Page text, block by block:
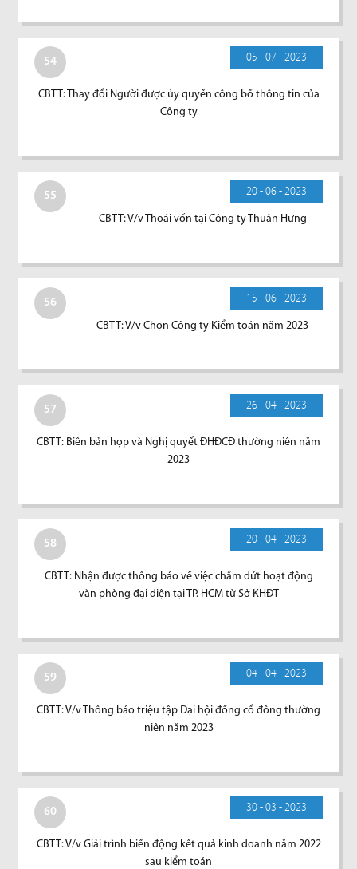
54 05 - 07 - 2023
CBTT: Thay đổi Người được ủy quyền công bố thông tin của
Công ty
55 20 - 06 - 2023
CBTT: V/v Thoái vốn tại Công ty Thuận Hưng
56 15 - 06 - 2023
CBTT: V/v Chọn Công ty Kiểm toán năm 2023
57 26 - 04 - 2023
CBTT: Biên bản họp và Nghị quyết ĐHĐCĐ thường niên năm
2023
58 20 - 04 - 2023
CBTT: Nhận được thông báo về việc chấm dứt hoạt động
văn phòng đại diện tại TP. HCM từ Sở KHĐT
59 04 - 04 - 2023
CBTT: V/v Thông báo triệu tập Đại hội đồng cổ đông thường
niên năm 2023
60 30 - 03 - 2023
CBTT: V/v Giải trình biến động kết quả kinh doanh năm 2022
sau kiểm toán